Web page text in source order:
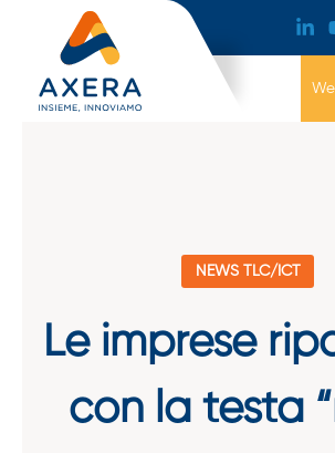
NEWS TLC/ICT
Le imprese
con la testa